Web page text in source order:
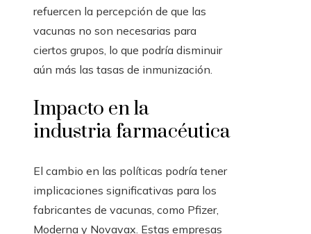
refuercen la percepción de que las
vacunas no son necesarias para
ciertos grupos, lo que podría disminuir
aún más las tasas de inmunización.
Impacto en la
industria farmacéutica
El cambio en las políticas podría tener
implicaciones significativas para los
fabricantes de vacunas, como Pfizer,
Moderna y Novavax. Estas empresas